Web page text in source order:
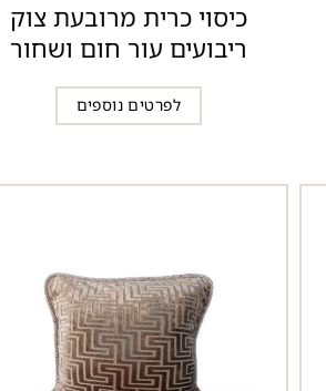
כיסוי כרית מרובעת צוק
ריבועים עור חום ושחור
לפרטים נוספים